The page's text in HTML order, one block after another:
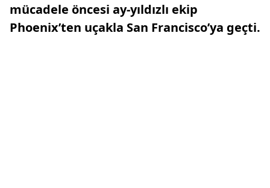
mücadele öncesi ay-yıldızlı ekip
Phoenix’ten uçakla San Francisco’ya geçti.